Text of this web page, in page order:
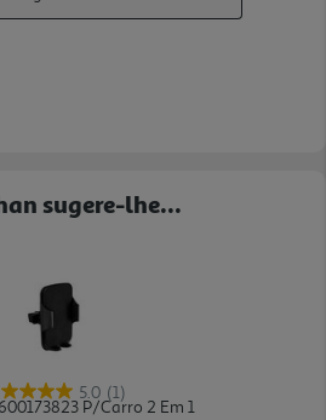
sugere-lhe...
5.0 (1)
P/carro 2 Em 1